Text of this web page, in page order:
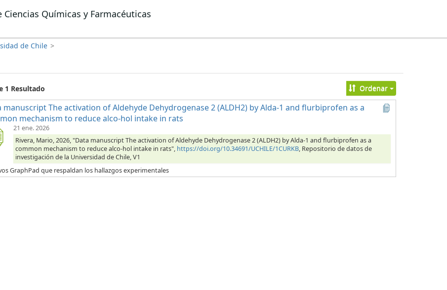
Ciencias Químicas y Farmacéuticas
de Chile >
1 Resultado Ordenar
manuscript The activation of Aldehyde Dehydrogenase 2 (ALDH2) by Alda-1 and flurbiprofen as a
mechanism to reduce alco-hol intake in rats
21 ene. 2026
Rivera, Mario, 2026, "Data manuscript The activation of Aldehyde Dehydrogenase 2 (ALDH2) by Alda-1 and flurbiprofen as a
common mechanism to reduce alco-hol intake in rats", https://doi.org/10.34691/UCHILE/1CURKB, Repositorio de datos de
investigación de la Universidad de Chile, V1
GraphPad que respaldan los hallazgos experimentales